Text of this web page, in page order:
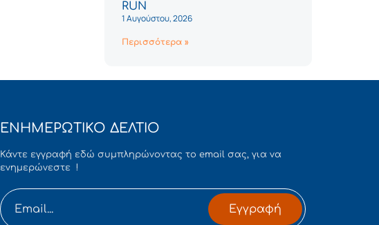
RUN
1 Αυγούστου, 2026
Περισσότερα »
ΕΝΗΜΕΡΩΤΙΚΟ ΔΕΛΤΙΟ
Κάντε εγγραφή εδώ συμπληρώνοντας το email σας, για να
ενημερώνεστε !
Εγγραφή